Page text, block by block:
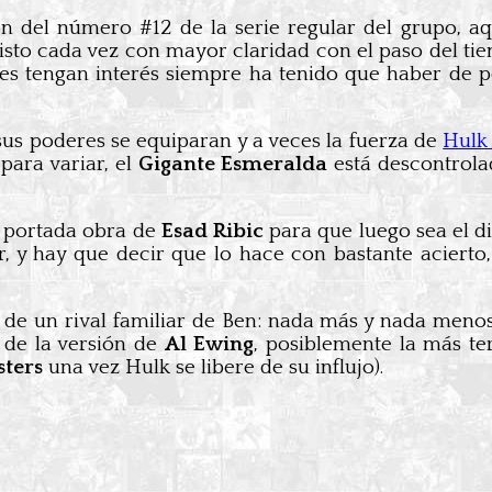
del número #12 de la serie regular del grupo,
cada vez con mayor claridad con el paso del
tengan interés siempre ha tenido que haber de
poderes se equiparan y a veces la fuerza de
variar, el Gigante Esmeralda está
obra de Esad Ribic para que luego sea el
y hay que decir que lo hace con bastante
un rival familiar de Ben: nada más y nada
de la versión deAl Ewing, posiblemente la más
una vez Hulk se libere de su influjo).